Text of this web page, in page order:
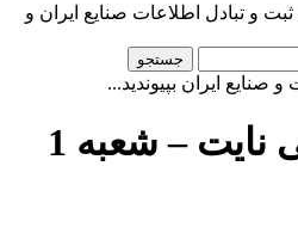
و تبادل اطلاعات صنایع ایران و
ایران بپیوندید...
– شعبه 1